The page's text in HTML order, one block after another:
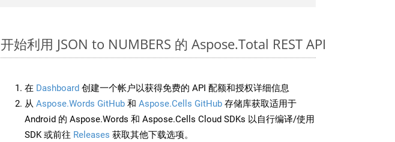
开始利用 JSON to NUMBERS 的 Aspose.Total REST API
在 Dashboard 创建一个帐户以获得免费的 API 配额和授权详细信息
从 Aspose.Words GitHub 和 Aspose.Cells GitHub 存储库获取适用于
Android 的 Aspose.Words 和 Aspose.Cells Cloud SDKs 以自行编译/使用
SDK 或前往 Releases 获取其他下载选项。